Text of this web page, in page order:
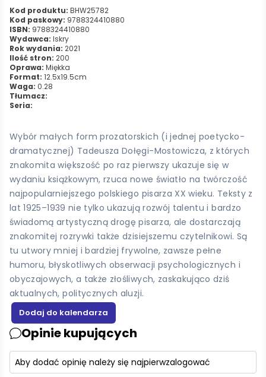
Kod produktu: BHW25782
Kod paskowy: 9788324410880
ISBN: 9788324410880
Wydawca: Iskry
Rok wydania: 2021
Ilość stron: 200
Oprawa: Miękka
Format: 12.5x19.5cm
Waga: 0.28
Tłumacz:
Seria:
Wybór małych form prozatorskich (i jednej poetycko-
dramatycznej) Tadeusza Dołęgi-Mostowicza, z których
znakomita większość po raz pierwszy ukazuje się w
wydaniu książkowym, rzuca nowe światło na twórczość
najpopularniejszego polskiego pisarza XX wieku. Teksty z
lat 1925–1939 nie tylko ukazują rozwój talentu i bardzo
świadomą artystyczną drogę pisarza, ale dostarczają
znakomitej rozrywki także dzisiejszemu czytelnikowi. Są
tu utwory mniej i bardziej frywolne, zawsze pełne
humoru, błyskotliwych obserwacji psychologicznych i
obyczajowych, a także złośliwych, zaskakująco dziś
aktualnych, politycznych aluzji.
Opinie kupujących
Aby dodać opinię należy się najpierwzalogować